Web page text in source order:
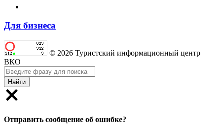
Для бизнеса
© 2026 Туристский информационный центр
ВКО
Найти
Отправить сообщение об ошибке?